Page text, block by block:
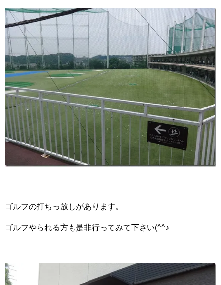
ゴルフの打ちっ放しがあります。
ゴルフやられる方も是非行ってみて下さい(^^♪